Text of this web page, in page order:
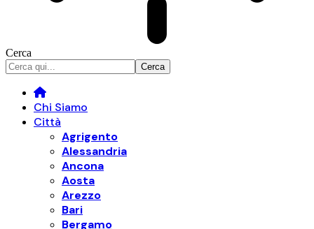
Cerca
Chi Siamo
Città
Agrigento
Alessandria
Ancona
Aosta
Arezzo
Bari
Bergamo